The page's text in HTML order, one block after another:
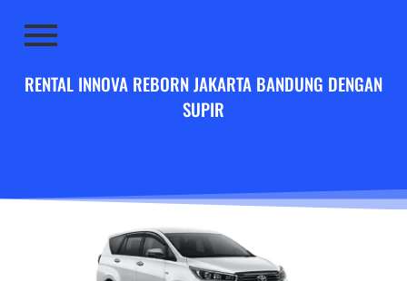
RENTAL INNOVA REBORN JAKARTA BANDUNG DENGAN
SUPIR